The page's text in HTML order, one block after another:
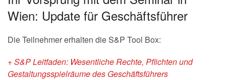
Wien: Update für Geschäftsführer
Die Teilnehmer erhalten die S&P Tool Box:
+ S&P Leitfaden: Wesentliche Rechte, Pflichten und
Gestaltungsspielräume des Geschäftsführers